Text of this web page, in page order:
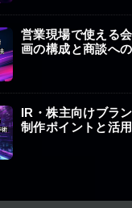
営業現場で使える
画の構成と商談へ
術
IR・株主向けブラ
制作ポイントと活